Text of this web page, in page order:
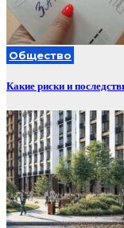
Общество
Какие риски и